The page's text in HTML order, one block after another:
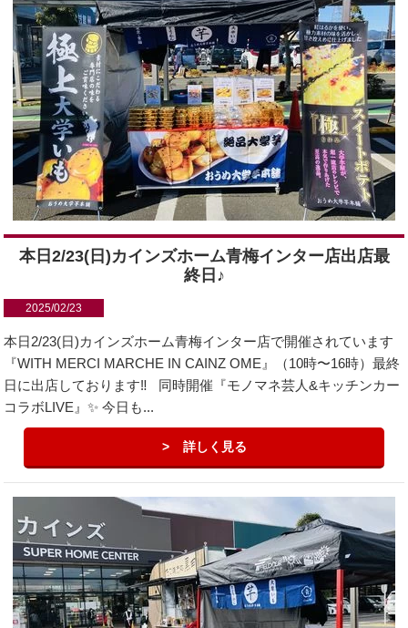
本日2/23(日)カインズホーム青梅インター店出店最
終日♪
2025/02/23
本日2/23(日)カインズホーム青梅インター店で開催されています
『WITH MERCI MARCHE IN CAINZ OME』（10時〜16時）最終
日に出店しております‼️ 同時開催『モノマネ芸人&キッチンカー
コラボLIVE』✨ 今日も...
詳しく見る